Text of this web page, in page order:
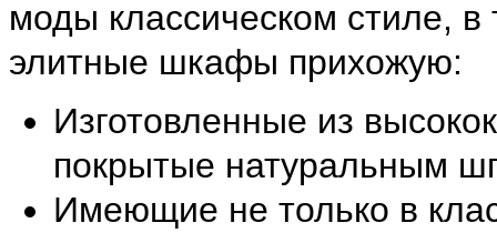
моды классическом стиле, в
элитные шкафы прихожую:
Изготовленные из
покрытые натуральным
Имеющие не только в